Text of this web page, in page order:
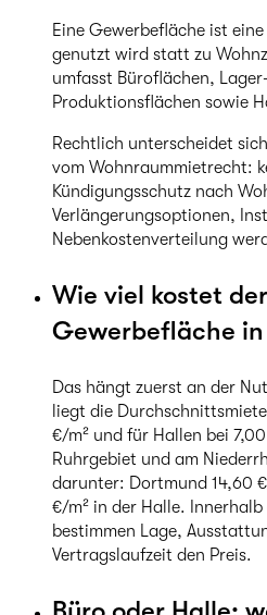
Eine Gewerbefläche ist
genutzt wird statt zu
umfasst Büroflächen,
Produktionsflächen sowie
Rechtlich unterscheidet
vom Wohnraummietrecht:
Kündigungsschutz nach
Verlängerungsoptionen,
Nebenkostenverteilung
Wie viel kostet
Gewerbefläche in
Das hängt zuerst an der
liegt die
€/m² und für Hallen bei
Ruhrgebiet und am
darunter: Dortmund 14,60
€/m² in der Halle.
bestimmen Lage,
Vertragslaufzeit den Preis.